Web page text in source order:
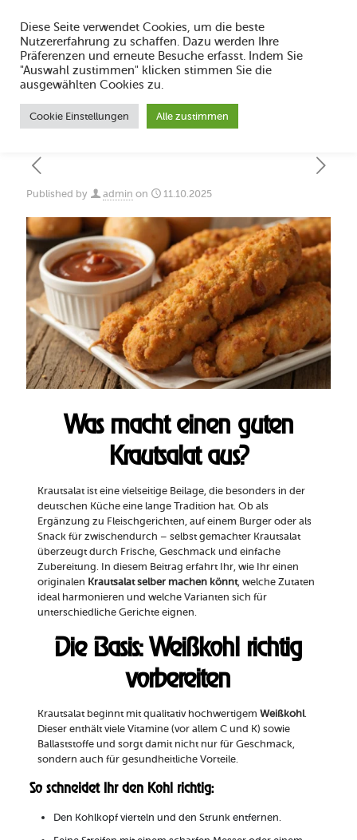
Krautsalat selbst machen: Leckere
Published by admin on 11.10.2025
Was macht einen guten
Krautsalat aus?
Krautsalat ist eine vielseitige Beilage, die besonders in der
deutschen Küche eine lange Tradition hat. Ob als
Ergänzung zu Fleischgerichten, auf einem Burger oder als
Snack für zwischendurch – selbst gemachter Krautsalat
überzeugt durch Frische, Geschmack und einfache
Zubereitung. In diesem Beitrag erfahrt Ihr, wie Ihr einen
originalen Krautsalat selber machen könnt, welche Zutaten
ideal harmonieren und welche Varianten sich für
unterschiedliche Gerichte eignen.
Die Basis: Weißkohl richtig
vorbereiten
Krautsalat beginnt mit qualitativ hochwertigem Weißkohl.
Dieser enthält viele Vitamine (vor allem C und K) sowie
Ballaststoffe und sorgt damit nicht nur für Geschmack,
sondern auch für gesundheitliche Vorteile.
So schneidet Ihr den Kohl richtig:
Den Kohlkopf vierteln und den Strunk entfernen.
Diese Seite verwendet Cookies, um die beste
Nutzererfahrung zu schaffen. Dazu werden Ihre
Präferenzen und erneute Besuche erfasst. Indem Sie
"Auswahl zustimmen" klicken stimmen Sie die
ausgewählten Cookies zu.
Cookie Einstellungen Alle zustimmen